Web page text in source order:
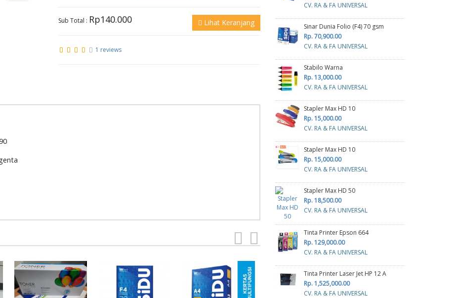
Sub Total : Rp140.000 Lihat Keranjang
1 reviews
CV. RA & FA UNIVERSAL
Sinar Dunia Folio (F4) 70 gsm
Rp. 70,900.00
CV. RA & FA UNIVERSAL
Stabilo Warna
Rp. 13,000.00
CV. RA & FA UNIVERSAL
Stapler Max HD 10
Rp. 15,000.00
CV. RA & FA UNIVERSAL
Stapler Max HD 10
Rp. 15,000.00
CV. RA & FA UNIVERSAL
Stapler Max HD 50
Rp. 18,500.00
CV. RA & FA UNIVERSAL
Tinta Printer Epson 664
Rp. 129,000.00
CV. RA & FA UNIVERSAL
Tinta Printer Laser Jet HP 12 A
Rp. 1,525,000.00
CV. RA & FA UNIVERSAL